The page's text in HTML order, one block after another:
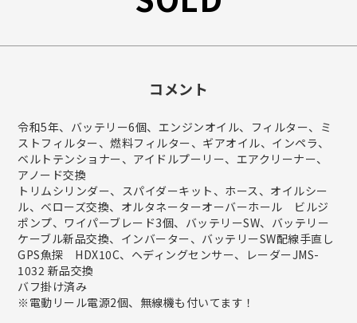
コメント
令和5年、バッテリー6個、エンジンオイル、フィルター、ミ
ストフィルター、燃料フィルター、ギアオイル、インペラ、
ベルトテンショナー、アイドルプーリー、エアクリーナー、
アノード交換
トリムシリンダー、スパイダーキット、ホース、オイルシー
ル、ベローズ交換、オルタネーターオーバーホール ビルジ
ポンプ、ワイパーブレード3個、バッテリーSW、バッテリー
ケーブル新品交換、インバーター、バッテリーSW配線手直し
GPS魚探 HDX10C、ヘディングセンサー、レーダーJMS-
1032 新品交換
バフ掛け済み
※電動リール電源2個、無線機も付いてます！